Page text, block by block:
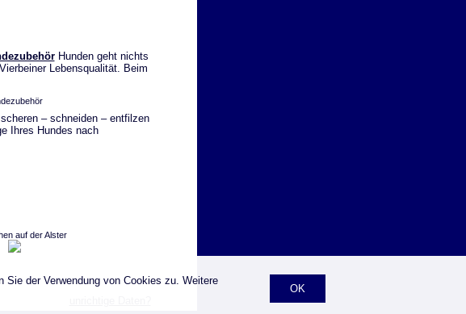
OK
der Verwendung von Cookies zu. Weitere
Hunden geht nichts
Lebensqualität. Beim
– schneiden – entfilzen
Ihres Hundes nach
auf der Alster